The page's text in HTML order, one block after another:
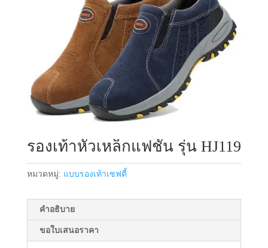
รองเท้าหัวเหล็กแฟชั่น รุ่น HJ119
หมวดหมู่: แบบรองเท้าเซฟตี้
คำอธิบาย
ขอใบเสนอราคา